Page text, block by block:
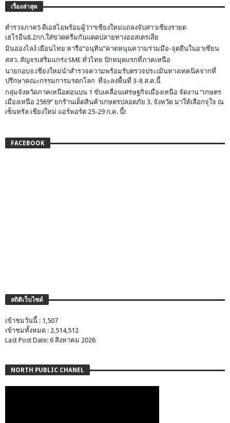
เรื่องล่าสุด
ตำรวจภาค5 ดีเอสไอพร้อมผู้ว่าฯเชียงใหม่แถลงจับสาวเชียงรายด
เฮโรอีน8.2กก.ใส่ขวดครีมกันแดดปลายทางออสเตรเลีย
มินอองไลง์ เยือนไทย หารือ”อนุทิน”คาดหนุนความร่วมมือ-จุดยืนในอาเซียน
สสว. สัญจรเสริมแกร่ง SME ทั่วไทย ปักหมุดแรกที่ภาคเหนือ
นายกอบจ.เชียงใหม่นำสำรวจความพร้อมรับตรวจประเมินทางเทคนิคจากที่
ปรึกษาคณะกรรมการมรดกโลก ที่จะลงพื้นที่ 3-8 ส.ค.นี้
กลุ่มจังหวัดภาคเหนือตอนบน 1 ขับเคลื่อนเศรษฐกิจเมืองเหนือ จัดงาน “เกษตร
เมืองเหนือ 2569” ยกร้านเด็ดสินค้าเกษตรปลอดภัย 3. จังหวัด มาให้เลือกจุใจ ณ
เซ็นทรัล เชียงใหม่ แอร์พอร์ต 25-29 ก.ค. นี้!
FACEBOOK
สถิติเว็บไซต์
เข้าชมวันนี้ : 1,507
เข้าชมทั้งหมด : 2,514,512
Last Post Date: 6 สิงหาคม 2026
NORTH PUBLIC CHANEL